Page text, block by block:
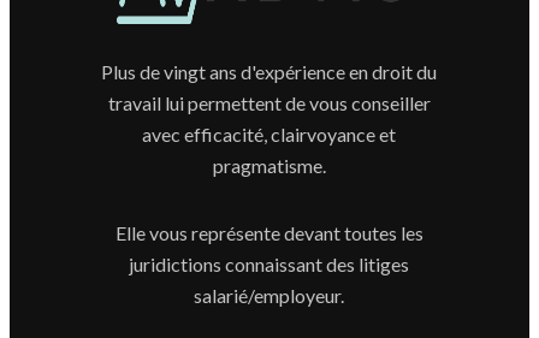
Plus de vingt ans d'expérience en droit du
travail lui permettent de vous conseiller
avec efficacité, clairvoyance et
pragmatisme.
Elle vous représente devant toutes les
juridictions connaissant des litiges
salarié/employeur.